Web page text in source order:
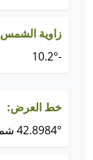
زاوية
-10.2°
خط العرض:
42.8984° شمال